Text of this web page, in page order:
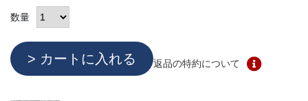
数量
返品の特約について